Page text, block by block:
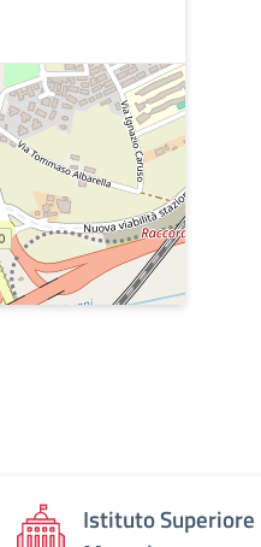
Istituto Superiore